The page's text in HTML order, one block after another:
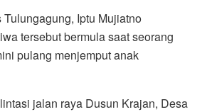
Iptu Mujiatno
tersebut bermula saat seorang
pulang menjemput anak
jalan raya Dusun Krajan, Desa